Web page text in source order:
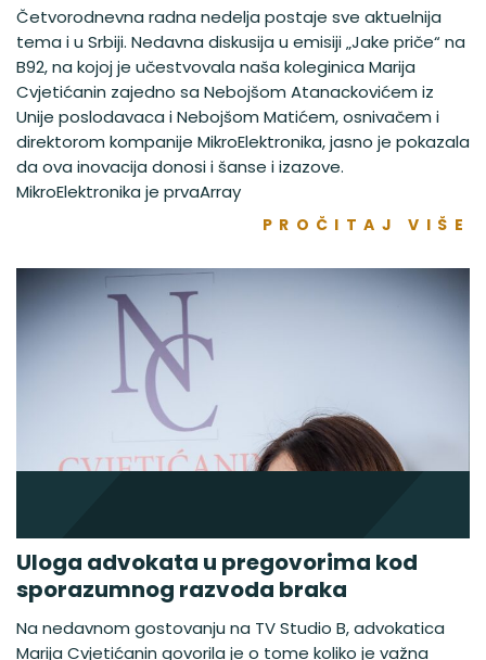
Četvorodnevna radna nedelja postaje sve aktuelnija
tema i u Srbiji. Nedavna diskusija u emisiji „Jake priče“ na
B92, na kojoj je učestvovala naša koleginica Marija
Cvjetićanin zajedno sa Nebojšom Atanackovićem iz
Unije poslodavaca i Nebojšom Matićem, osnivačem i
direktorom kompanije MikroElektronika, jasno je pokazala
da ova inovacija donosi i šanse i izazove.
MikroElektronika je prvaArray
PROČITAJ VIŠE
Uloga advokata u pregovorima kod
sporazumnog razvoda braka
Na nedavnom gostovanju na TV Studio B, advokatica
Marija Cvjetićanin govorila je o tome koliko je važna